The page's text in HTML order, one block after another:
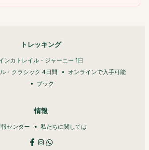
トレッキング
ンカトレイル・ジャーニー 1日
・クラシック 4日間
オンラインで入手可能
ブック
情報
センター 私たちに関しては